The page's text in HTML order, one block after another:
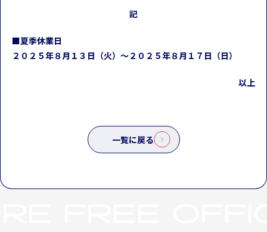
記
■夏季休業日
２０２５年８月１３日（火）～２０２５年８月１７日（日）
以上
一覧に戻る